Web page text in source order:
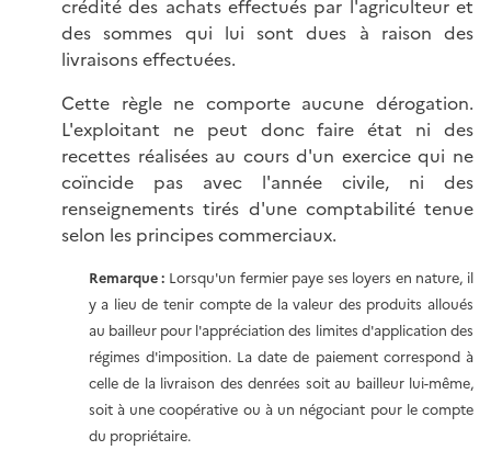
crédité des achats effectués par l'agriculteur et
des sommes qui lui sont dues à raison des
livraisons effectuées.
Cette règle ne comporte aucune dérogation.
L'exploitant ne peut donc faire état ni des
recettes réalisées au cours d'un exercice qui ne
coïncide pas avec l'année civile, ni des
renseignements tirés d'une comptabilité tenue
selon les principes commerciaux.
Remarque : Lorsqu'un fermier paye ses loyers en nature, il
y a lieu de tenir compte de la valeur des produits alloués
au bailleur pour l'appréciation des limites d'application des
régimes d'imposition. La date de paiement correspond à
celle de la livraison des denrées soit au bailleur lui-même,
soit à une coopérative ou à un négociant pour le compte
du propriétaire.